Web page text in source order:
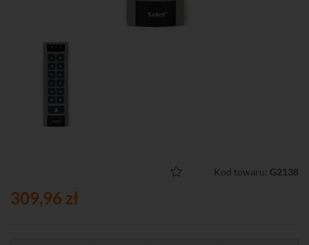
Kod towaru: G2138
309,96 zł